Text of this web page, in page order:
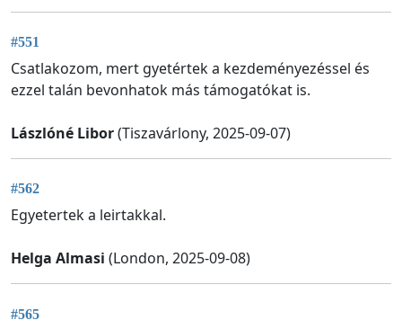
#551
Csatlakozom, mert gyetértek a kezdeményezéssel és
ezzel talán bevonhatok más támogatókat is.
Lászlóné Libor(Tiszavárlony, 2025-09-07)
#562
Egyetertek a leirtakkal.
Helga Almasi (London, 2025-09-08)
#565